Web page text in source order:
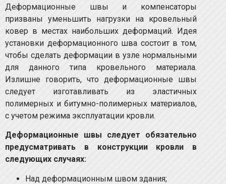
Деформационные швы и компенсаторы
призваны уменьшить нагрузки на кровельный
ковер в местах наибольших деформаций. Идея
установки деформационного шва состоит в том,
чтобы сделать деформации в узле нормальными
для данного типа кровельного материала.
Излишне говорить, что деформационные швы
следует изготавливать из эластичных
полимерных и битумно-полимерных материалов,
с учетом режима эксплуатации кровли.
Деформационные швы следует обязательно
предусматривать в конструкции кровли в
следующих случаях:
Над деформационным швом здания;